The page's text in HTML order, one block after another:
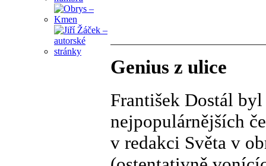
Genius z ulice
František Dostál
nejpopulárnějších
v redakci Světa v